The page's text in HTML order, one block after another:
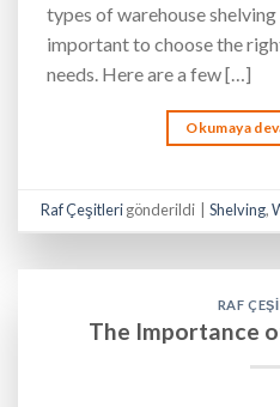
types of warehouse
important to choose the
needs. Here are a few […]
Okumaya
Raf Çeşitlerigönderildi Shelving,
RAF
The Importance